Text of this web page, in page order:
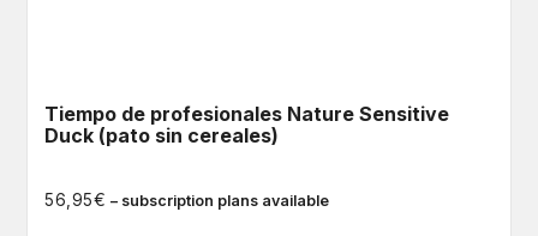
Tiempo de profesionales Nature Sensitive
Duck (pato sin cereales)
56,95€ – subscription plans available